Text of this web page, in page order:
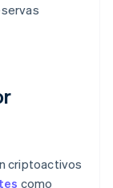
criptoactivos
como